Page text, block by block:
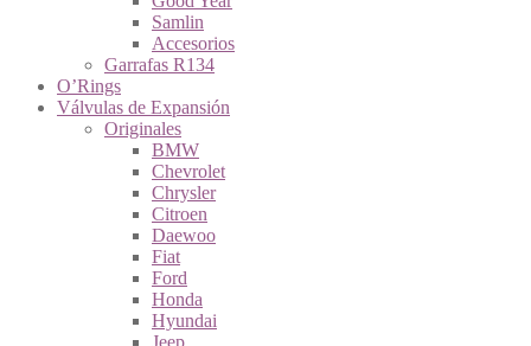
Samlin
Accesorios
Garrafas R134
O’Rings
Válvulas de Expansión
Originales
BMW
Chevrolet
Chrysler
Citroen
Daewoo
Fiat
Ford
Honda
Hyundai
Jeep